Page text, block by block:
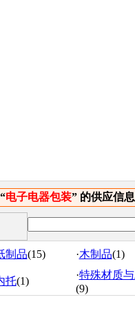
“电子电器包装” 的供应信
制品(15) ·木制品(1)
托(1)
·特殊材质
(9)